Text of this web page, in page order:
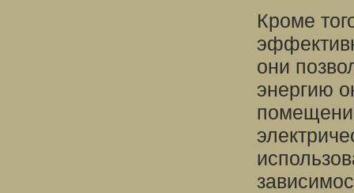
Кроме
они
энергию